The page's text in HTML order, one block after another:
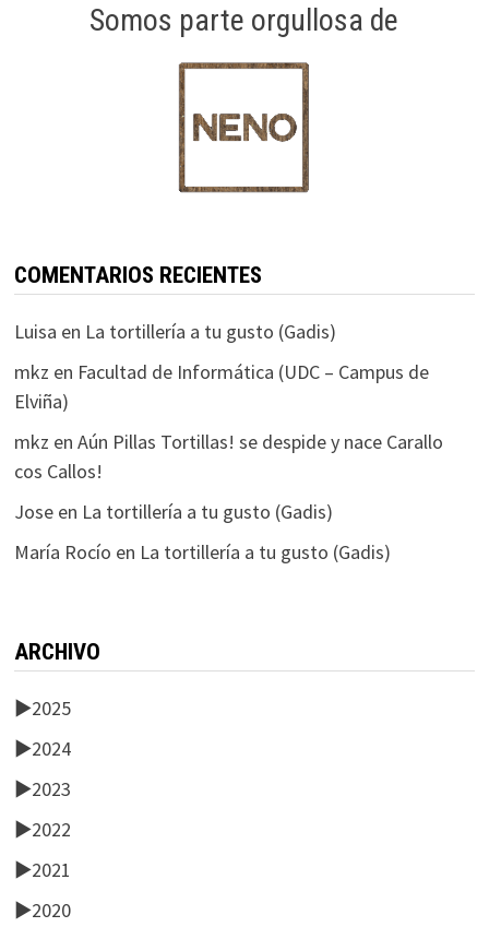
Somos parte orgullosa de
COMENTARIOS RECIENTES
Luisa en La tortillería a tu gusto (Gadis)
mkz en Facultad de Informática (UDC – Campus de
Elviña)
mkz en Aún Pillas Tortillas! se despide y nace Carallo
cos Callos!
Joseen La tortillería a tu gusto (Gadis)
María Rocío en La tortillería a tu gusto (Gadis)
ARCHIVO
►2025
►2024
►2023
►2022
►2021
►2020